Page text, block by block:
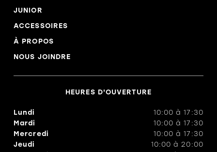
JUNIOR
ACCESSOIRES
À PROPOS
NOUS JOINDRE
HEURES D'OUVERTURE
Lundi 10:00 à17:30
Mardi
10:00 à17:30
Mercredi
10:00 à17:30
Jeudi
10:00 à20:00